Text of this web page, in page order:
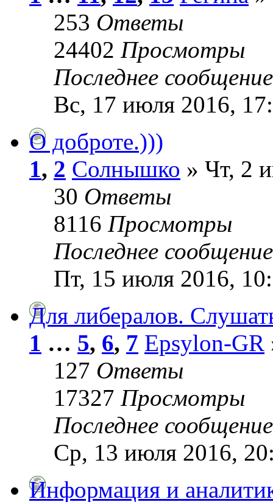
253 Ответы
24402 Просмотры
Последнее
Вс, 17 июля 2016,
О доброте.)))
1, 2 Солнышко » Чт, 2
30 Ответы
8116 Просмотры
Последнее
Пт, 15 июля 2016,
Для либералов.
1 … 5, 6, 7 Epsylon-GR
127 Ответы
17327 Просмотры
Последнее
Ср, 13 июля 2016,
Информация и